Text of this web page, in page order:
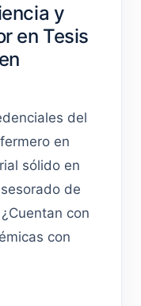
y
en Tesis
del
en
sólido en
de
con
con